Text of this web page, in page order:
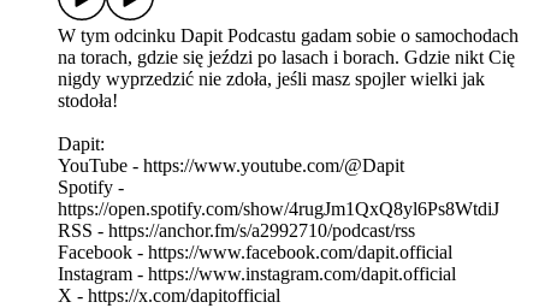
W tym odcinku Dapit Podcastu gadam sobie o samochodach
na torach, gdzie się jeździ po lasach i borach. Gdzie nikt Cię
nigdy wyprzedzić nie zdoła, jeśli masz spojler wielki jak
stodoła!
Dapit:
YouTube - https://www.youtube.com/@Dapit
Spotify -
https://open.spotify.com/show/4rugJm1QxQ8yl6Ps8WtdiJ
RSS - https://anchor.fm/s/a2992710/podcast/rss
Facebook - https://www.facebook.com/dapit.official
Instagram - https://www.instagram.com/dapit.official
X - https://x.com/dapitofficial